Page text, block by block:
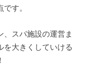
す。
、スパ施設の運営ま
を大きくしていける